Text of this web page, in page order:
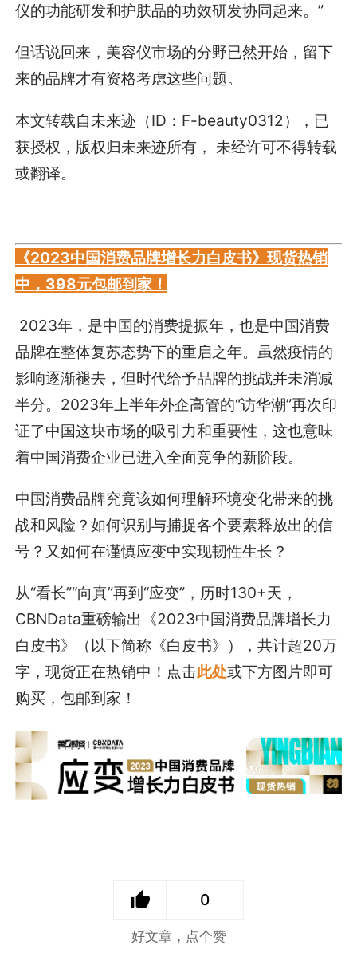
仪的功能研发和护肤品的功效研发协同起来。”
但话说回来，美容仪市场的分野已然开始，留下
来的品牌才有资格考虑这些问题。
本文转载自未来迹（ID：F-beauty0312），已
获授权，版权归未来迹所有， 未经许可不得转载
或翻译。
《2023中国消费品牌增长力白皮书》现货热销
中，398元包邮到家！
2023年，是中国的消费提振年，也是中国消费
品牌在整体复苏态势下的重启之年。虽然疫情的
影响逐渐褪去，但时代给予品牌的挑战并未消减
半分。2023年上半年外企高管的“访华潮”再次印
证了中国这块市场的吸引力和重要性，这也意味
着中国消费企业已进入全面竞争的新阶段。
中国消费品牌究竟该如何理解环境变化带来的挑
战和风险？如何识别与捕捉各个要素释放出的信
号？又如何在谨慎应变中实现韧性生长？
从“看长”“向真”再到“应变”，历时130+天，
CBNData重磅输出《2023中国消费品牌增长力
白皮书》（以下简称《白皮书》），共计超20万
字，现货正在热销中！点击此处或下方图片即可
购买，包邮到家！
0
好文章，点个赞